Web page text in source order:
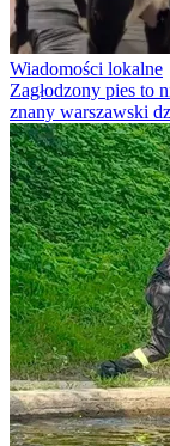
Wiadomości lokalne
Zagłodzony pies to
znany warszawski